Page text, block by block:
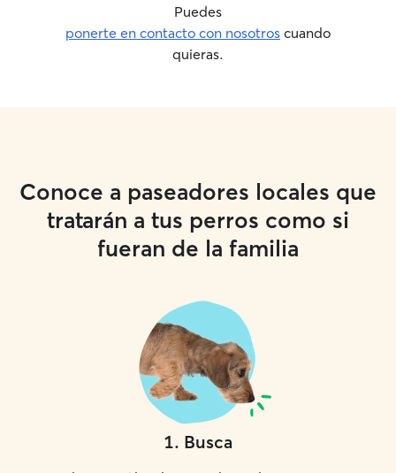
Puedes
ponerte en contacto con nosotros cuando
quieras.
Conoce a paseadores locales que
tratarán a tus perros como si
fueran de la familia
1. Busca